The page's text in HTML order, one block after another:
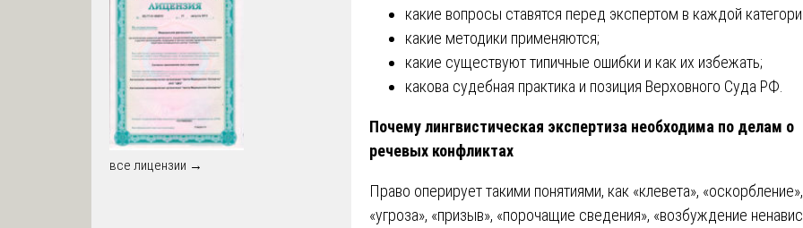
какие вопросы ставятся перед экспертом в каждой
какие методики применяются;
какие существуют типичные ошибки и как их избежать;
какова судебная практика и позиция Верховного Суда РФ.
Почему лингвистическая экспертиза необходима по делам о
речевых конфликтах
Право оперирует такими понятиями, как «клевета», «оскорбление»,
«угроза», «призыв», «порочащие сведения», «возбуждение
все лицензии →